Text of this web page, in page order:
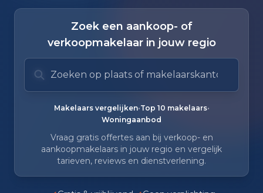
Zoek een aankoop- of
verkoopmakelaar in jouw regio
Zoek op plaats of makelaarskantoor
Typ om te zoeken. Gebruik pijl omlaag en pijl
Makelaars vergelijken•Top 10 makelaars•
Woningaanbod
Vraag gratis offertes aan bij verkoop- en
aankoopmakelaars in jouw regio en vergelijk
tarieven, reviews en dienstverlening.